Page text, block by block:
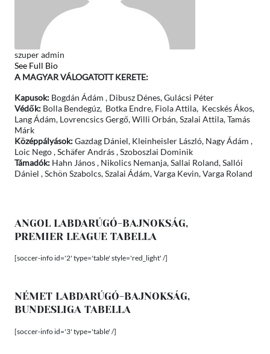
szuper admin
See Full Bio
A MAGYAR VÁLOGATOTT KERETE:
Kapusok:Bogdán Ádám , Dibusz Dénes, Gulácsi Péter
Védők:Bolla Bendegúz, Botka Endre, Fiola Attila, Kecskés Ákos,
Lang Ádám, Lovrencsics Gergő, Willi Orbán, Szalai Attila, Tamás
Márk
Középpályások:Gazdag Dániel, Kleinheisler László, Nagy Ádám ,
Loic Nego , Schäfer András , Szoboszlai Dominik
Támadók: Hahn János , Nikolics Nemanja, Sallai Roland, Sallói
Dániel , Schön Szabolcs, Szalai Ádám, Varga Kevin, Varga Roland
ANGOL LABDARÚGÓ-BAJNOKSÁG,
PREMIER LEAGUE TABELLA
[soccer-info id='2' type='table' style='red_light' /]
NÉMET LABDARÚGÓ-BAJNOKSÁG,
BUNDESLIGA TABELLA
[soccer-info id='3' type='table' /]